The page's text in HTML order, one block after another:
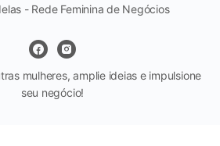
- Rede Feminina de Negócios
mulheres, amplie ideias e impulsione
seu negócio!